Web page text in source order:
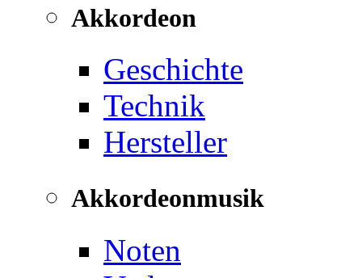
Akkordeon
Geschichte
Technik
Hersteller
Akkordeonmusik
Noten